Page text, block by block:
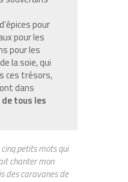
pour
pour les
pour les
la soie, qui
ces trésors,
dans
tous les
petits mots qui
chanter mon
des caravanes de